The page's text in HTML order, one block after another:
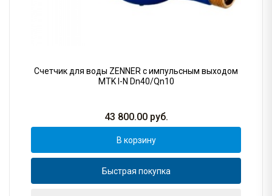
Счетчик для воды ZENNER с импульсным выходом
MTK I-N Dn40/Qn10
43 800.00руб.
В корзину
Быстрая покупка